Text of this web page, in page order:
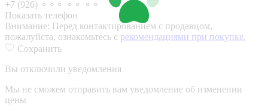
+7 (926) ⚬⚬⚬ ⚬⚬ ⚬⚬
Показать телефон
Внимание: Перед контактированием с продавцом,
пожалуйста, ознакомьтесь с рекомендациями при покупке.
Сохранить
Вы отключили уведомления
Мы не сможем отправить вам уведомление об изменении
цены